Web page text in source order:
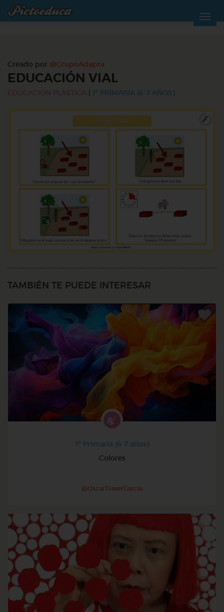
Creado por @GrupoAdapta
EDUCACIÓN VIAL
EDUCACIÓN PLÁSTICA 1º PRIMARIA (6-7 AÑOS)
TAMBIÉN TE PUEDE INTERESAR
1º Primaria (6-7 años)
Colores
@OscarTraverGarcia